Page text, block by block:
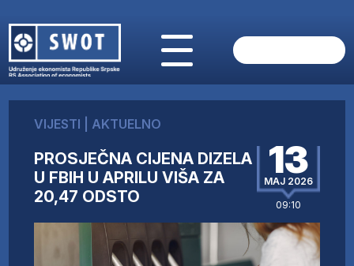
O NAMA
AKTUELNO
ANALIZE
KOMPANIJE
IZ STRANIH MEDIJA
VIJESTI AKTUELNO
PROSJEČNA CIJENA DIZELA
U FBIH U APRILU VIŠA ZA
20,47 ODSTO
13
MAJ 2026
09:10